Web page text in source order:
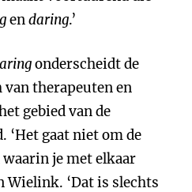
endaring.’
onderscheidt de
van therapeuten en
gebied van de
‘Het gaat niet om de
je met elkaar
Wielink. ‘Dat is slechts